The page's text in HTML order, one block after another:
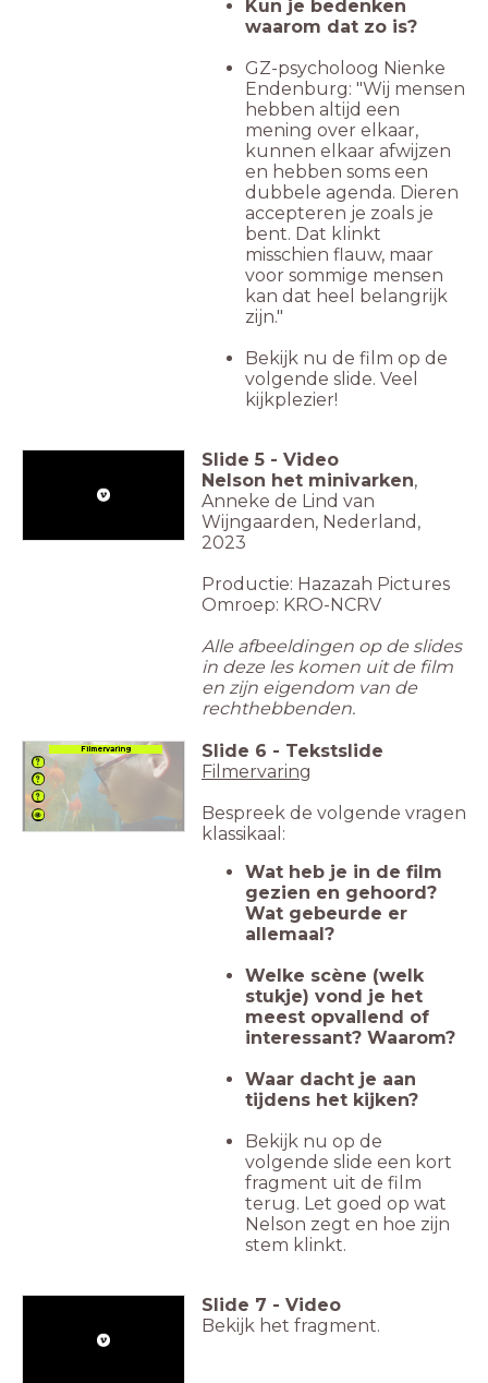
Kun je bedenken
waarom dat zo is?
GZ-psycholoog Nienke
Endenburg: "Wij mensen
hebben altijd een
mening over elkaar,
kunnen elkaar afwijzen
en hebben soms een
dubbele agenda. Dieren
accepteren je zoals je
bent. Dat klinkt
misschien flauw, maar
voor sommige mensen
kan dat heel belangrijk
zijn."
Bekijk nu de film op de
volgende slide. Veel
kijkplezier!
Slide 5 - Video
Nelson het minivarken,
Anneke de Lind van
Wijngaarden, Nederland,
2023
Productie: Hazazah Pictures
Omroep: KRO-NCRV
Alle afbeeldingen op de slides
in deze les komen uit de film
en zijn eigendom van de
rechthebbenden.
Filmervaring Slide 6 - Tekstslide
Filmervaring
Bespreek de volgende vragen
klassikaal:
Wat heb je in de film
gezien en gehoord?
Wat gebeurde er
allemaal?
Welke scène (welk
stukje) vond je het
meest opvallend of
interessant? Waarom?
Waar dacht je aan
tijdens het kijken?
Bekijk nu op de
volgende slide een kort
fragment uit de film
terug. Let goed op wat
Nelson zegt en hoe zijn
stem klinkt.
Slide 7 - Video
Bekijk het fragment.